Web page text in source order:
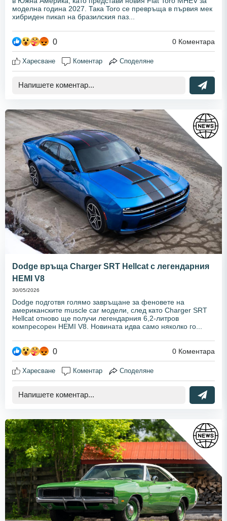
моделна година 2027. Така Toro се превръща в първия мек
хибриден пикап на бразилския паз...
0 0 Коментара
Харесване Коментар Споделяне
Dodge връща Charger SRT Hellcat с легендарния
HEMI V8
30/05/2026
Dodge подготвя голямо завръщане за феновете на
американските muscle car модели, след като Charger SRT
Hellcat отново ще получи легендарния 6,2-литров
компресорен HEMI V8. Новината идва само няколко го...
0 0 Коментара
Харесване Коментар Споделяне